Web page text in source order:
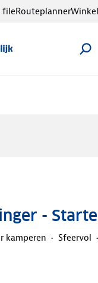
fileRouteplanner
-
kamperen Sfeervol